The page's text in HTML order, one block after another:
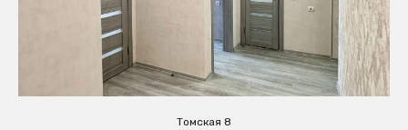
Томская 8